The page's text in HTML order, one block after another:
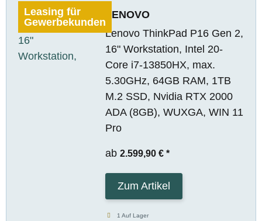
Leasing für
Gewerbekunden
LENOVO
Lenovo ThinkPad P16 Gen 2,
16" Workstation, Intel 20-
Core i7-13850HX, max.
5.30GHz, 64GB RAM, 1TB
M.2 SSD, Nvidia RTX 2000
ADA (8GB), WUXGA, WIN 11
Pro
ab 2.599,90 € *
Zum Artikel
1 Auf Lager